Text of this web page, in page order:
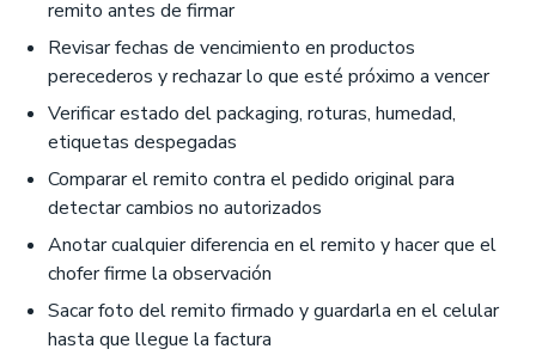
remito antes de firmar
Revisar fechas de vencimiento en productos
perecederos y rechazar lo que esté próximo a vencer
Verificar estado del packaging, roturas, humedad,
etiquetas despegadas
Comparar el remito contra el pedido original para
detectar cambios no autorizados
Anotar cualquier diferencia en el remito y hacer que el
chofer firme la observación
Sacar foto del remito firmado y guardarla en el celular
hasta que llegue la factura